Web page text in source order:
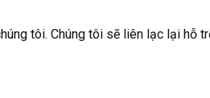
tôi. Chúng tôi sẽ liên lạc lại hỗ